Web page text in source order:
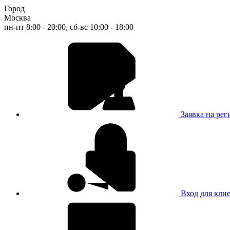
Город
Москва
пн-пт 8:00 - 20:00, сб-вс 10:00 - 18:00
Заявка на
Вход для